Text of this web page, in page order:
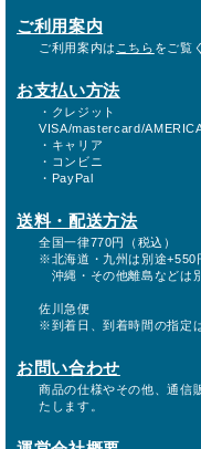
ご利用案内
ご利用案内は こちら をご覧
お支払い方法
・クレジット
VISA/mastercard/
・キャリア
・コンビニ
・PayPal
送料・配送方法
全国一律770円（税込）
※北海道・九州は別途+550
沖縄・その他離島などは
佐川急便
※到着日、到着時間の指定
お問い合わせ
商品の仕様やその他、通信
たします。